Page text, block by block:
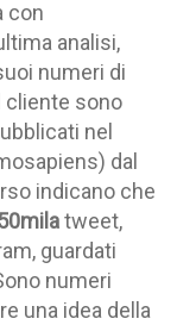
con
analisi,
numeri di
cliente sono
nel
) dal
indicano che
tweet,
guardati
numeri
una idea della